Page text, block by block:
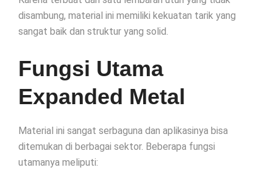
disambung, material ini memiliki kekuatan tarik yang
sangat baik dan struktur yang solid.
Fungsi Utama
Expanded Metal
Material ini sangat serbaguna dan aplikasinya bisa
ditemukan di berbagai sektor. Beberapa fungsi
utamanya meliputi: